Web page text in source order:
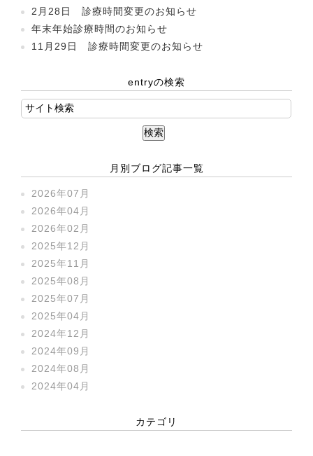
2月28日 診療時間変更のお知らせ
年末年始診療時間のお知らせ
11月29日 診療時間変更のお知らせ
entryの検索
月別ブログ記事一覧
2026年07月
2026年04月
2026年02月
2025年12月
2025年11月
2025年08月
2025年07月
2025年04月
2024年12月
2024年09月
2024年08月
2024年04月
カテゴリ